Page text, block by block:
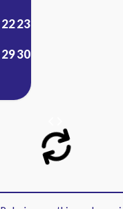
2223
2930